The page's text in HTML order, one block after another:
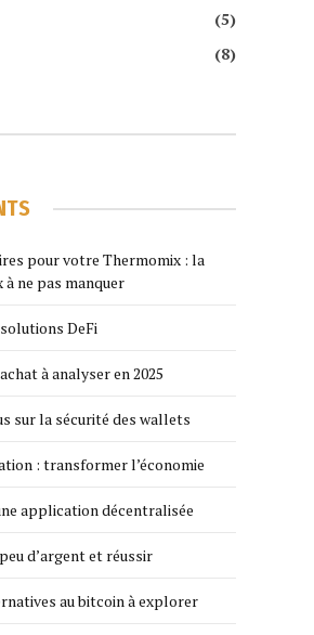
(5)
(8)
pour votre Thermomix : la
ne pas manquer
DeFi
à analyser en 2025
sur la sécurité des wallets
: transformer l’économie
application décentralisée
d’argent et réussir
au bitcoin à explorer